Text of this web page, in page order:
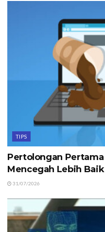
TIPS
Pertolongan
Mencegah Lebih
31/07/2026